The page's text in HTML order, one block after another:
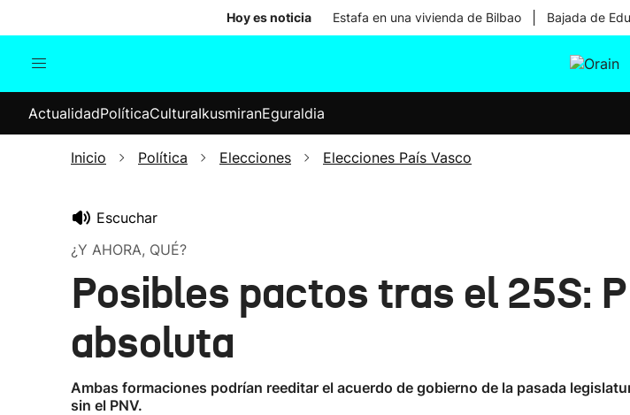
Hoy es noticia Estafa en una vivienda de Bilbao Bajada de
Internacional
Elecciones
ActualidadPolíticaCulturaIkusmiranEguraldia
Inicio Política Elecciones Elecciones País Vasco
Escuchar
¿Y AHORA, QUÉ?
Posibles pactos tras el 25S:
absoluta
Ambas formaciones podrían reeditar el acuerdo de gobierno de la pasada
sin el PNV.